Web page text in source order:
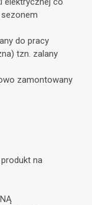
do pracy
tzn. zalany
zamontowany
na